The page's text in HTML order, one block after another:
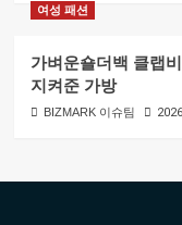
여성 패션
가벼운숄더백 클랩
지켜준 가방
BIZMARK 이슈팀